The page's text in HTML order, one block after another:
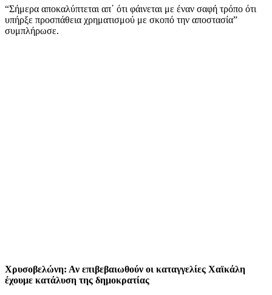
“Σήμερα αποκαλύπτεται απ΄ ότι φάινεται με έναν σαφή τρόπο ότι
υπήρξε προσπάθεια χρηματισμού με σκοπό την αποστασία”
συμπλήρωσε.
Χρυσοβελώνη: Αν επιβεβαιωθούν οι καταγγελίες Χαϊκάλη
έχουμε κατάλυση της δημοκρατίας